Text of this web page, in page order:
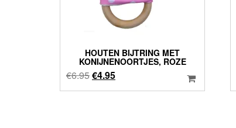
HOUTEN BIJTRING MET
KONIJNENOORTJES, ROZE
€6.95Oorspronkelijke
prijs
€4.95Huidige
prijs